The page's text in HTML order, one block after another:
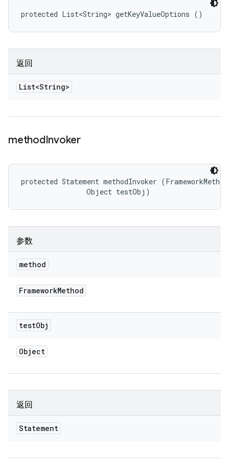
protected List<String> getKeyValueOptions ()
返回
List<String>
methodInvoker
protected Statement methodInvoker
                Object testObj)
参数
method
FrameworkMethod
testObj
Object
返回
Statement